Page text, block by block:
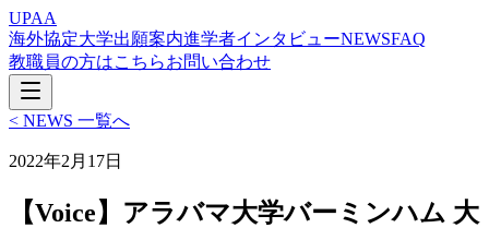
UPAA
海外協定大学出願案内進学者インタビューNEWSFAQ
教職員の方はこちらお問い合わせ
< NEWS 一覧へ
2022年2月17日
【Voice】 アラバマ大学バーミンハム 大